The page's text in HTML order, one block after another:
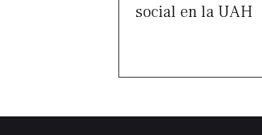
social en la UAH